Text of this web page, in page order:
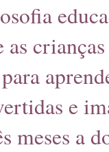
as
e
meses a